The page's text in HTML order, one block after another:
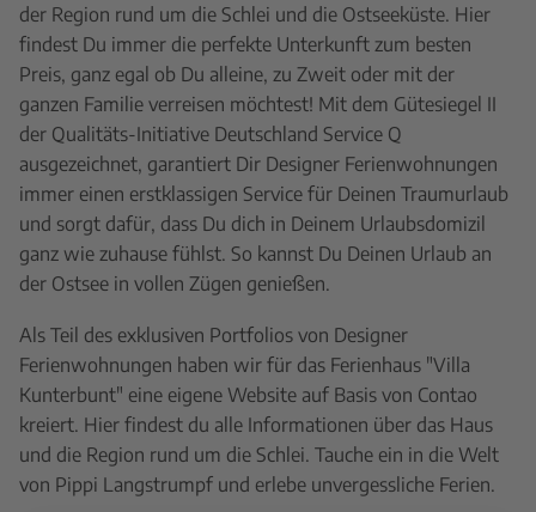
der Region rund um die Schlei und die Ostseeküste. Hier
findest Du immer die perfekte Unterkunft zum besten
Preis, ganz egal ob Du alleine, zu Zweit oder mit der
ganzen Familie verreisen möchtest! Mit dem Gütesiegel II
der Qualitäts-Initiative Deutschland Service Q
ausgezeichnet, garantiert Dir Designer Ferienwohnungen
immer einen erstklassigen Service für Deinen Traumurlaub
und sorgt dafür, dass Du dich in Deinem Urlaubsdomizil
ganz wie zuhause fühlst. So kannst Du Deinen Urlaub an
der Ostsee in vollen Zügen genießen.
Als Teil des exklusiven Portfolios von Designer
Ferienwohnungen haben wir für das Ferienhaus "Villa
Kunterbunt" eine eigene Website auf Basis von Contao
kreiert. Hier findest du alle Informationen über das Haus
und die Region rund um die Schlei. Tauche ein in die Welt
von Pippi Langstrumpf und erlebe unvergessliche Ferien.